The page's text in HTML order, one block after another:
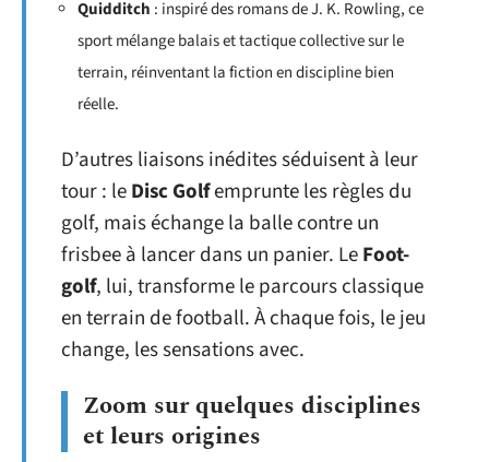
Quidditch : inspiré des romans de J. K. Rowling, ce
sport mélange balais et tactique collective sur le
terrain, réinventant la fiction en discipline bien
réelle.
D’autres liaisons inédites séduisent à leur
tour : leDisc Golfemprunte les règles du
golf, mais échange la balle contre un
frisbee à lancer dans un panier. LeFoot-
golf, lui, transforme le parcours classique
en terrain de football. À chaque fois, le jeu
change, les sensations avec.
Zoom sur quelques disciplines
et leurs origines